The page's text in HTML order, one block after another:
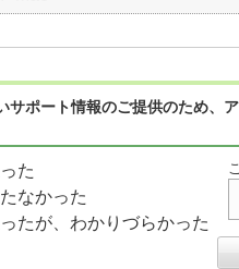
サポート情報のご提供のため
た
なかった
たが、わかりづらかった